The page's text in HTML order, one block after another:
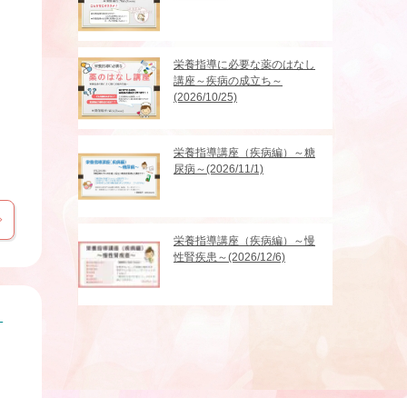
栄養指導に必要な薬のはなし
講座～疾病の成立ち～
(2026/10/25)
栄養指導講座（疾病編）～糖
尿病～(2026/11/1)
栄養指導講座（疾病編）～慢
性腎疾患～(2026/12/6)